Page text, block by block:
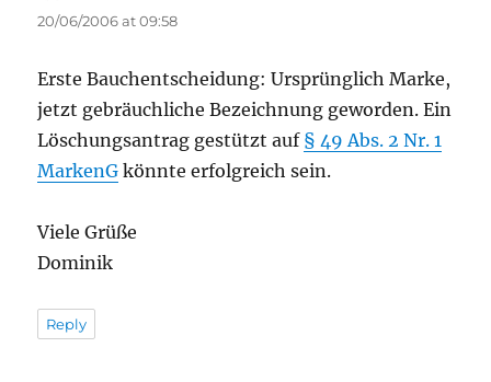
20/06/2006 at 09:58
Erste Bauchentscheidung: Ursprünglich Marke,
jetzt gebräuchliche Bezeichnung geworden. Ein
Löschungsantrag gestützt auf § 49 Abs. 2 Nr. 1
MarkenG könnte erfolgreich sein.
Viele Grüße
Dominik
Reply